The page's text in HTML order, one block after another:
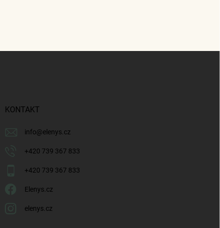
KONTAKT
info@elenys.cz
+420 739 367 833
+420 739 367 833
Elenys.cz
elenys.cz